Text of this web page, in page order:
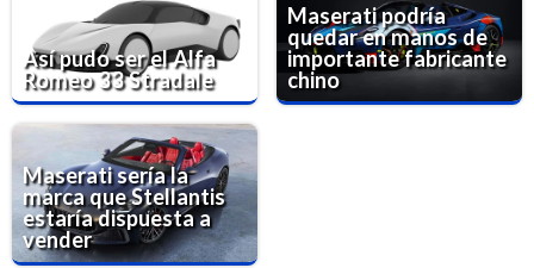
Así pudo ser el Alfa
Romeo 33 Stradale
Maserati podría
quedar en manos de
importante fabricante
chino
Maserati sería la
marca que Stellantis
estaría dispuesta a
vender